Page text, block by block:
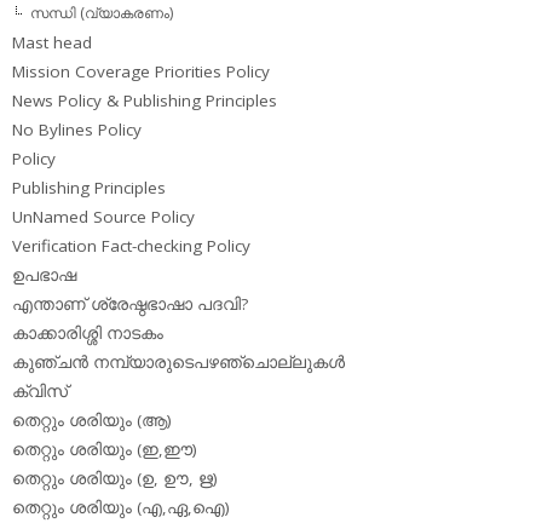
സന്ധി (വ്യാകരണം)
Mast head
Mission Coverage Priorities Policy
News Policy & Publishing Principles
No Bylines Policy
Policy
Publishing Principles
UnNamed Source Policy
Verification Fact-checking Policy
ഉപഭാഷ
എന്താണ് ശ്രേഷ്ഠഭാഷാ പദവി?
കാക്കാരിശ്ശി നാടകം
കുഞ്ചന്‍ നമ്പ്യാരുടെപഴഞ്ചൊല്ലുകള്‍
ക്വിസ്
തെറ്റും ശരിയും (ആ)
തെറ്റും ശരിയും (ഇ,ഈ)
തെറ്റും ശരിയും (ഉ, ഊ, ഋ)
തെറ്റും ശരിയും (എ,ഏ,ഐ)